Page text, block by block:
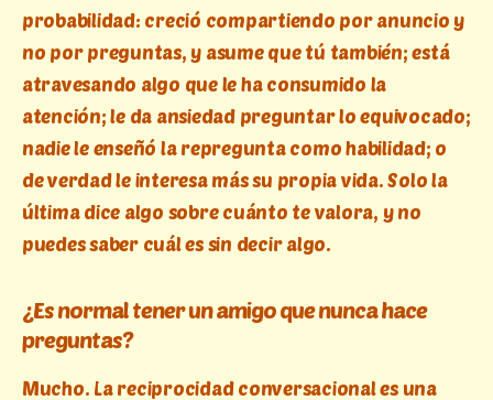
probabilidad: creció compartiendo por anuncio y
no por preguntas, y asume que tú también; está
atravesando algo que le ha consumido la
atención; le da ansiedad preguntar lo equivocado;
nadie le enseñó la repregunta como habilidad; o
de verdad le interesa más su propia vida. Solo la
última dice algo sobre cuánto te valora, y no
puedes saber cuál es sin decir algo.
¿Es normal tener un amigo que nunca hace
preguntas?
Mucho. La reciprocidad conversacional es una